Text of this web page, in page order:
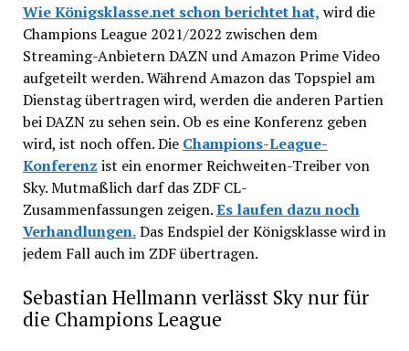
Wie Königsklasse.net schon berichtet hat, wird die
Champions League 2021/2022 zwischen dem
Streaming-Anbietern DAZN und Amazon Prime Video
aufgeteilt werden. Während Amazon das Topspiel am
Dienstag übertragen wird, werden die anderen Partien
bei DAZN zu sehen sein. Ob es eine Konferenz geben
wird, ist noch offen. Die Champions-League-
Konferenz ist ein enormer Reichweiten-Treiber von
Sky. Mutmaßlich darf das ZDF CL-
Zusammenfassungen zeigen.Es laufen dazu noch
Verhandlungen.Das Endspiel der Königsklasse wird in
jedem Fall auch im ZDF übertragen.
Sebastian Hellmann verlässt Sky nur für
die Champions League